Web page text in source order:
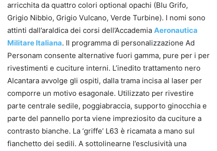
arricchita da quattro colori optional opachi (Blu Grifo,
Grigio Nibbio, Grigio Vulcano, Verde Turbine). I nomi sono
attinti dall’araldica dei corsi dell’Accademia Aeronautica
Militare Italiana. Il programma di personalizzazione Ad
Personam consente alternative fuori gamma, pure per i per
rivestimenti e cuciture interni. L’inedito trattamento nero
Alcantara avvolge gli ospiti, dalla trama incisa al laser per
comporre un motivo esagonale. Utilizzato per rivestire
parte centrale sedile, poggiabraccia, supporto ginocchia e
parte del pannello porta viene impreziosito da cuciture a
contrasto bianche. La ‘griffe’ L63 è ricamata a mano sul
fianchetto dei sedili. A sottolinearne l’esclusività una